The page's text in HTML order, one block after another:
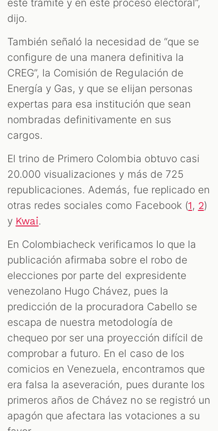
este trámite y en este proceso electoral”,
dijo.
También señaló la necesidad de “que se
configure de una manera definitiva la
CREG”, la Comisión de Regulación de
Energía y Gas, y que se elijan personas
expertas para esa institución que sean
nombradas definitivamente en sus
cargos.
El trino de Primero Colombia obtuvo casi
20.000 visualizaciones y más de 725
republicaciones. Además, fue replicado en
otras redes sociales como Facebook (1, 2)
y Kwai.
En Colombiacheck verificamos lo que la
publicación afirmaba sobre el robo de
elecciones por parte del expresidente
venezolano Hugo Chávez, pues la
predicción de la procuradora Cabello se
escapa de nuestra metodología de
chequeo por ser una proyección difícil de
comprobar a futuro. En el caso de los
comicios en Venezuela, encontramos que
era falsa la aseveración, pues durante los
primeros años de Chávez no se registró un
apagón que afectara las votaciones a su